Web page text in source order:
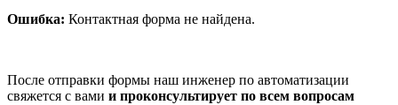
Ошибка: Контактная форма не найдена.
После отправки формы наш инженер по автоматизации
свяжется с вами и проконсультирует по всем вопросам